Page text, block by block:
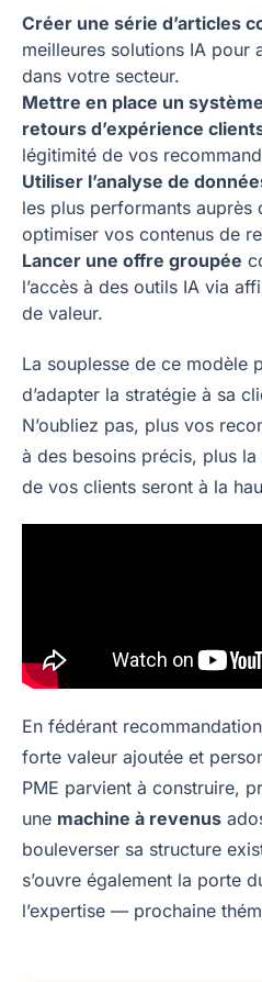
Créer une série d’articles
meilleures solutions IA pour
dans votre secteur.
Mettre en place un
retours d’expérience
légitimité de vos
Utiliser l’analyse de
les plus performants auprès
optimiser vos contenus de
Lancer une offre groupée
l’accès à des outils IA via
de valeur.
La souplesse de ce modèle
d’adapter la stratégie à sa
N’oubliez pas, plus vos
à des besoins précis, plus
de vos clients seront à la
En fédérant
forte valeur ajoutée et
PME parvient à construire,
une machine à revenus
bouleverser sa structure
s’ouvre également la porte
l’expertise — prochaine